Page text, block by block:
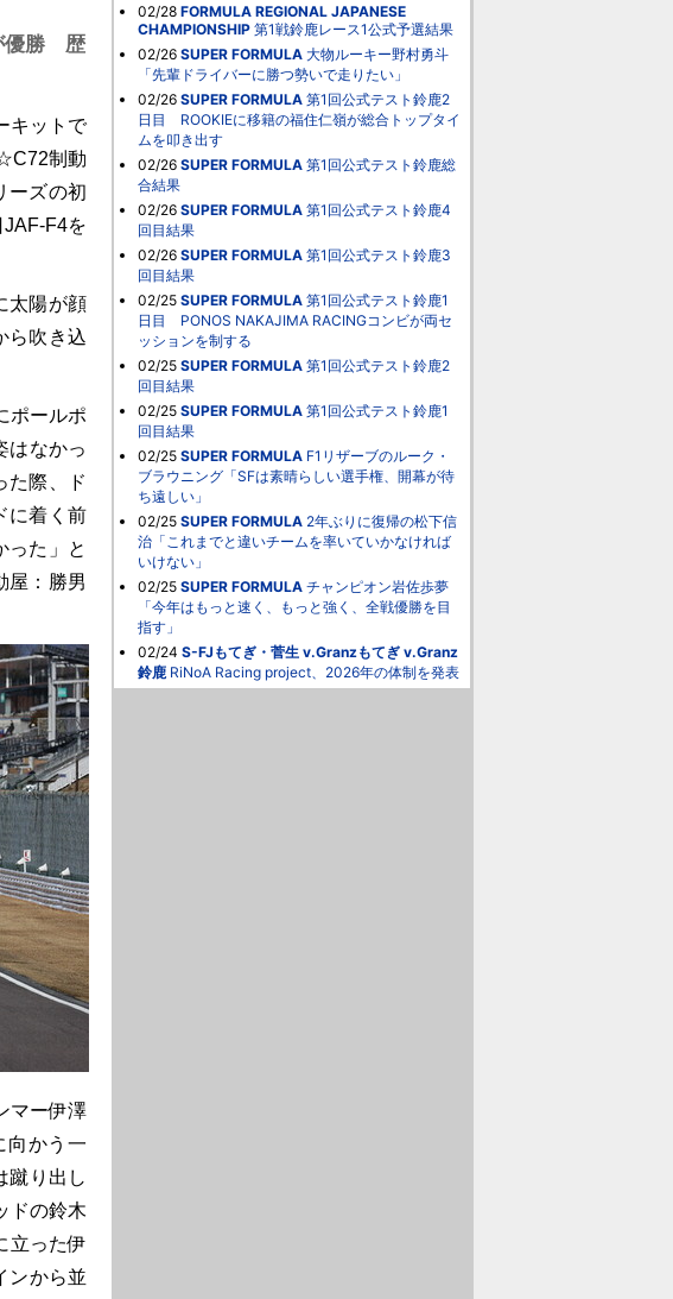
優勝 歴
キットで
制動
ーズの初
F4を
太陽が顔
ら吹き込
ポールポ
はなかっ
た際、ド
に着く前
った」と
屋：勝男
マー伊澤
向かう一
蹴り出し
ドの鈴木
立った伊
ンから並
02/28 FORMULA REGIONAL JAPANESE
CHAMPIONSHIP 第1戦鈴鹿レース1公式予選結果
02/26 SUPER FORMULA 大物ルーキー野村勇斗
「先輩ドライバーに勝つ勢いで走りたい」
02/26 SUPER FORMULA 第1回公式テスト鈴鹿2
日目 ROOKIEに移籍の福住仁嶺が総合トップタイ
ムを叩き出す
02/26 SUPER FORMULA 第1回公式テスト鈴鹿総
合結果
02/26 SUPER FORMULA 第1回公式テスト鈴鹿4
回目結果
02/26 SUPER FORMULA 第1回公式テスト鈴鹿3
回目結果
02/25 SUPER FORMULA 第1回公式テスト鈴鹿1
日目 PONOS NAKAJIMA RACINGコンビが両セ
ッションを制する
02/25 SUPER FORMULA 第1回公式テスト鈴鹿2
回目結果
02/25 SUPER FORMULA 第1回公式テスト鈴鹿1
回目結果
02/25 SUPER FORMULA F1リザーブのルーク・
ブラウニング「SFは素晴らしい選手権、開幕が待
ち遠しい」
02/25 SUPER FORMULA 2年ぶりに復帰の松下信
治「これまでと違いチームを率いていかなければ
いけない」
02/25 SUPER FORMULA チャンピオン岩佐歩夢
「今年はもっと速く、もっと強く、全戦優勝を目
指す」
02/24 S-FJもてぎ・菅生 v.Granzもてぎ v.Granz
鈴鹿 RiNoA Racing project、2026年の体制を発表